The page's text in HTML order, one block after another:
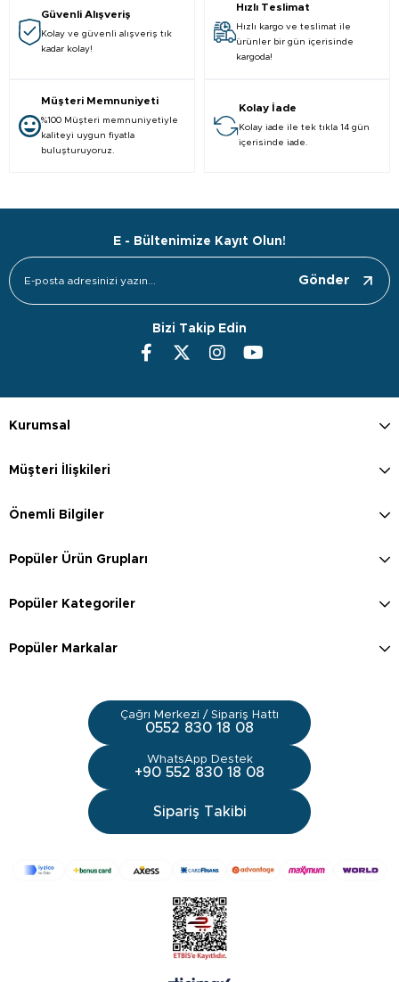
Güvenli Alışveriş
Kolay ve güvenli alışveriş tık
kadar kolay!
Hızlı Teslimat
Hızlı kargo ve teslimat ile
ürünler bir gün içerisinde
kargoda!
Müşteri Memnuniyeti
%100 Müşteri memnuniyetiyle
kaliteyi uygun fiyatla
buluşturuyoruz.
Kolay İade
Kolay iade ile tek tıkla 14 gün
içerisinde iade.
E - Bültenimize Kayıt Olun!
Gönder
Bizi Takip Edin
Kurumsal
Müşteri İlişkileri
Önemli Bilgiler
Popüler Ürün Grupları
Popüler Kategoriler
Popüler Markalar
Çağrı Merkezi / Sipariş Hattı
0552 830 18 08
WhatsApp Destek
+90 552 830 18 08
Sipariş Takibi